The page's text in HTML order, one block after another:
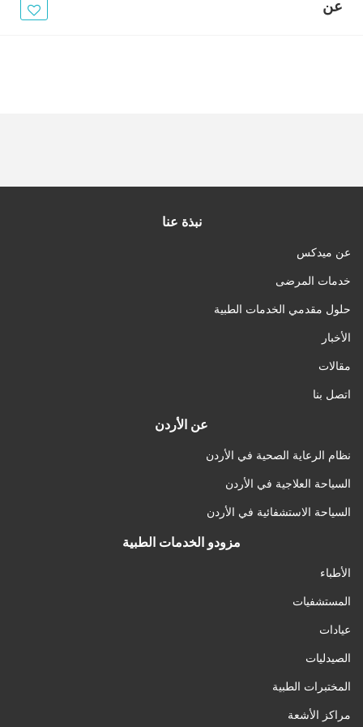
عن
نبذة عنا
عن ميدكس
خدمات المرضى
حلول مقدمي الخدمات الطبية
الأخبار
مقالات
اتصل بنا
عن الأردن
نظام الرعاية الصحية في الأردن
السياحة العلاجية في الأردن
السياحة الاستشفائية في الأردن
مزودو الخدمات الطبية
الأطباء
المستشفيات
عيادات
الصيدليات
المختبرات الطبية
مراكز الأشعة